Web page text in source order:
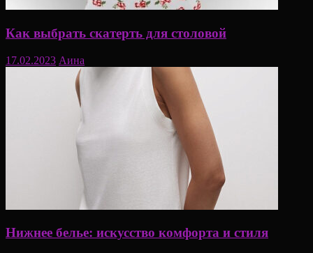
Как выбрать скатерть для столовой
17.02.2023 Аина
Нижнее белье: искусство комфорта и стиля